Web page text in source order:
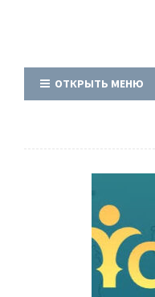
ОТКРЫТЬ МЕНЮ